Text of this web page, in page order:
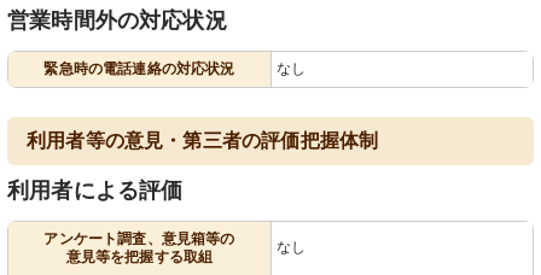
営業時間外の対応状況
緊急時の電話連絡の対応状況 なし
利用者等の意見・第三者の評価把握体制
利用者による評価
アンケート調査、意見箱等の
意見等を把握する取組
なし